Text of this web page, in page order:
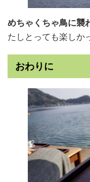
めちゃくちゃ鳥に襲
たしとっても楽しか
おわりに